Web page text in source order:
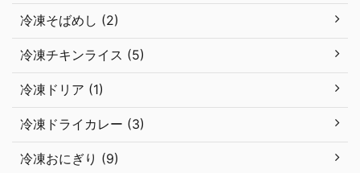
冷凍そばめし (2)
冷凍チキンライス (5)
冷凍ドリア (1)
冷凍ドライカレー (3)
冷凍おにぎり (9)